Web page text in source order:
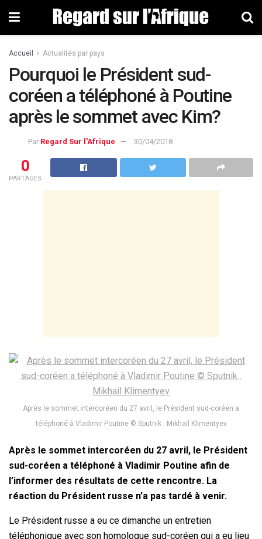
Accueil Actualités par pays
Pourquoi le Président sud-
coréen a téléphoné à Poutine
après le sommet avec Kim?
Par Regard Sur l'Afrique 30/04/2018
0
PARTAGES
Après le sommet intercoréen du 27 avril, le Président sud-coréen a
téléphoné à Vladimir Poutine © Sputnik . Mikhail Klimentyev
Après le sommet intercoréen du 27 avril, le Président
sud-coréen a téléphoné à Vladimir Poutine afin de
l’informer des résultats de cette rencontre. La
réaction du Président russe n’a pas tardé à venir.
Le Président russe a eu ce dimanche un entretien
téléphonique avec son homologue sud-coréen qui a eu lieu